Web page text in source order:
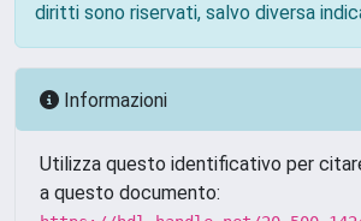
diritti sono riservati, salvo diversa
Informazioni
Utilizza questo identificativo per
a questo documento: